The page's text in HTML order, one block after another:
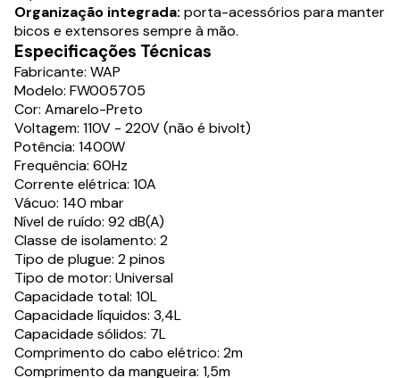
Organização integrada: porta-acessórios para manter
bicos e extensores sempre à mão.
Especificações Técnicas
Fabricante: WAP
Modelo: FW005705
Cor: Amarelo-Preto
Voltagem: 110V - 220V (não é bivolt)
Potência: 1400W
Frequência: 60Hz
Corrente elétrica: 10A
Vácuo: 140 mbar
Nível de ruído: 92 dB(A)
Classe de isolamento: 2
Tipo de plugue: 2 pinos
Tipo de motor: Universal
Capacidade total: 10L
Capacidade líquidos: 3,4L
Capacidade sólidos: 7L
Comprimento do cabo elétrico: 2m
Comprimento da mangueira: 1,5m